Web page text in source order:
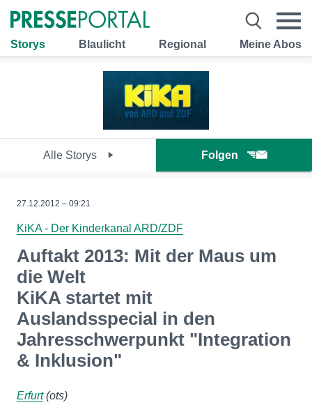
Storys Blaulicht Regional Meine Abos
Alle Storys Folgen
27.12.2012 – 09:21
KiKA - Der Kinderkanal ARD/ZDF
Auftakt 2013: Mit der Maus um
die Welt
KiKA startet mit
Auslandsspecial in den
Jahresschwerpunkt "Integration
& Inklusion"
Erfurt(ots)